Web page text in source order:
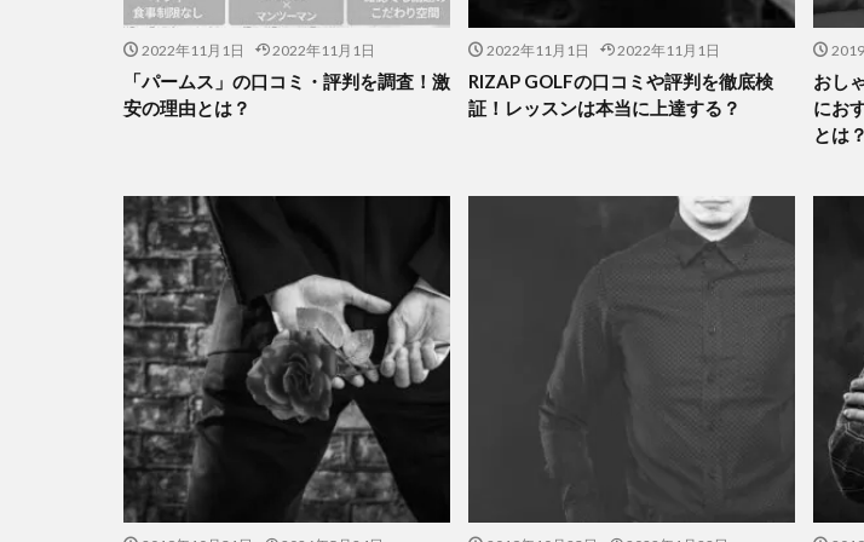
2022年11月1日 2022年11月1日
「パームス」の口コミ・評判を調査！激
安の理由とは？
2022年11月1日 2022年11月1日
RIZAP GOLFの口コミや評判を徹底検
証！レッスンは本当に上達する？
おし
にお
とは？